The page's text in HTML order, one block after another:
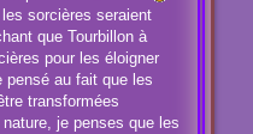
sorcières seraient
que Tourbillon à
pour les éloigner
pensé au fait que les
transformées
je penses que les